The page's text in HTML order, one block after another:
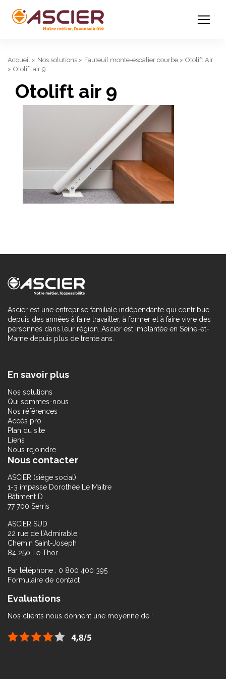
Accueil » Nos solutions » Fauteuil monte-escalier courbe » Otolift Air
» Otolift air 9
Otolift air 9
Ascier est une entreprise familiale indépendante qui contribue
depuis des années à faire travailler, à former et à faire vivre des
personnes dans leur région. Ascier est implantée en Seine-et-
Marne depuis plus de trente ans.
En savoir plus
Nos solutions
Qui sommes-nous
Nos références
Accès pro
Plan du site
Liens
Nous rejoindre
Nous contacter
ASCIER (siège social)
1-3 impasse Dorothée Le Maitre
Bâtiment D
77 700 Serris
ASCIER SUD
22 rue de l’Admirable,
Chemin Saint-Joseph
84 250 Le Thor
Par téléphone : 0 800 400 395
Formulaire de contact
Evaluations
Nos clients nous donnent une moyenne de :